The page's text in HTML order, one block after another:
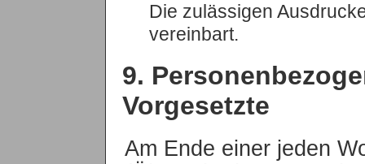
Die zulässigen
vereinbart.
9.
Vorgesetzte
Am Ende einer jeden